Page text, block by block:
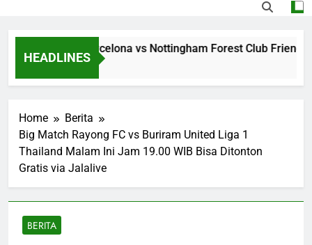
HEADLINES
Jalalive Barcelona vs Nottingham Forest Club Friendly
Home
Berita
Big Match Rayong FC vs Buriram United Liga 1
Thailand Malam Ini Jam 19.00 WIB Bisa Ditonton
Gratis via Jalalive
BERITA